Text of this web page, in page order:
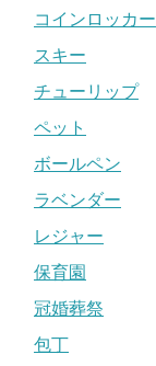
コインロッカー
スキー
チューリップ
ペット
ボールペン
ラベンダー
レジャー
保育園
冠婚葬祭
包丁